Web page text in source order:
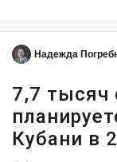
Надежда
7,7 тысяч
Кубани в